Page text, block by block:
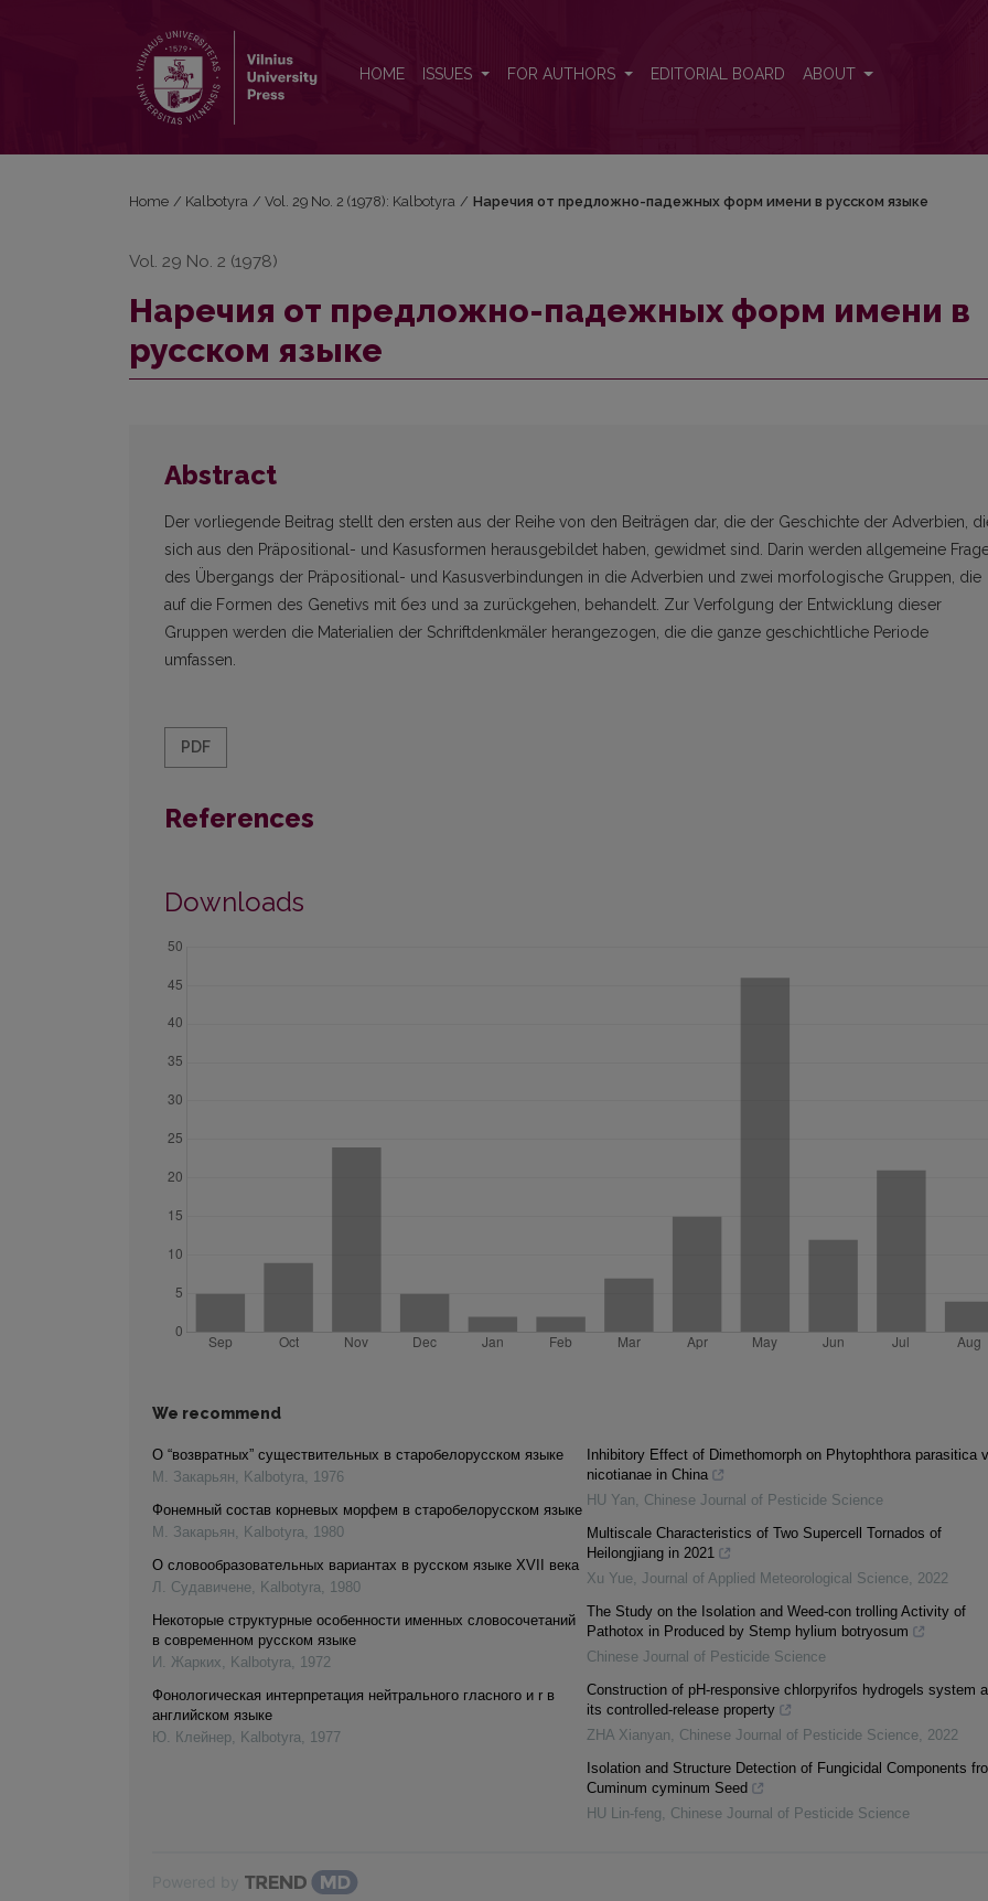
HOME ISSUES FOR AUTHORS EDITORIAL BOARD ABOUT
Home / Kalbotyra / Vol. 29 No. 2 (1978): Kalbotyra / Наречия от предложно-падежных форм имени в русском языке
Vol. 29 No. 2 (1978)
Наречия от предложно-падежных форм имени в
русском языке
Abstract
Der vorliegende Beitrag stellt den ersten aus der Reihe von den Beiträgen dar, die der Geschichte der Adverbien,
sich aus den Präpositional- und Kasusformen herausgebildet haben, gewidmet sind. Darin werden allgemeine
des Übergangs der Präpositional- und Kasusverbindungen in die Adverbien und zwei morfologische Gruppen, die
auf die Formen des Genetivs mit без und за zurückgehen, behandelt. Zur Verfolgung der Entwicklung dieser
Gruppen werden die Materialien der Schriftdenkmäler herangezogen, die die ganze geschichtliche Periode
umfassen.
PDF
References
Downloads
We recommend
О “возвратных” существительных в старобелорусском языке
М. Закарьян, Kalbotyra, 1976
Фонемный состав корневых морфем в старобелорусском языке
М. Закарьян, Kalbotyra, 1980
О словообразовательных вариантах в русском языке XVII века
Л. Cудавичене, Kalbotyra, 1980
Некоторые структурные особенности именных словосочетаний
в современном русском языке
И. Жарких, Kalbotyra, 1972
Фонологическая интерпретация нейтрального гласного и r в
английском языке
Ю. Клейнер, Kalbotyra, 1977
Inhibitory Effect of Dimethomorph on Phytophthora parasitica
nicotianae in China
HU Yan, Chinese Journal of Pesticide Science
Multiscale Characteristics of Two Supercell Tornados of
Heilongjiang in 2021
Xu Yue, Journal of Applied Meteorological Science, 2022
The Study on the Isolation and Weed-con trolling Activity of
Pathotox in Produced by Stemp hylium botryosum
Chinese Journal of Pesticide Science
Construction of pH-responsive chlorpyrifos hydrogels system
its controlled-release property
ZHA Xianyan, Chinese Journal of Pesticide Science, 2022
Isolation and Structure Detection of Fungicidal Components
Cuminum cyminum Seed
HU Lin-feng, Chinese Journal of Pesticide Science